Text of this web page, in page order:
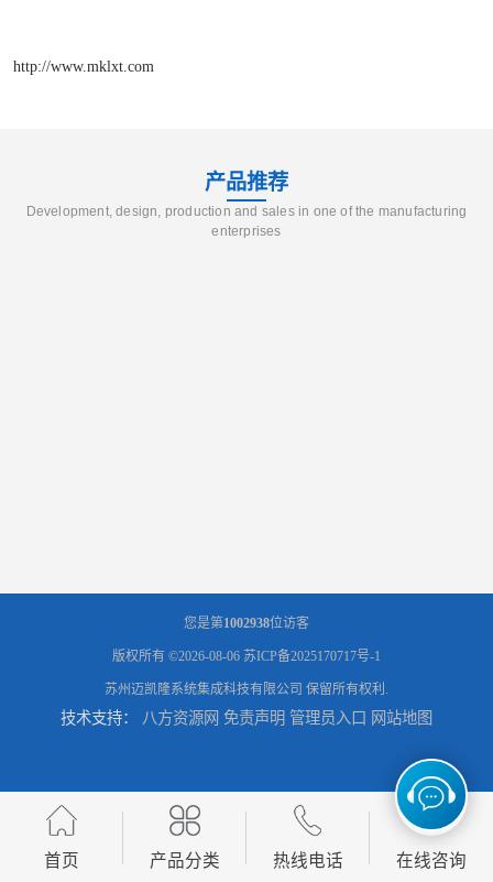
http://www.mklxt.com
产品推荐
Development, design, production and sales in one of the manufacturing
enterprises
您是第1002938位访客
版权所有 ©2026-08-06 苏ICP备2025170717号-1
苏州迈凯隆系统集成科技有限公司 保留所有权利.
技术支持： 八方资源网 免责声明 管理员入口 网站地图
首页 产品分类 热线电话 在线咨询